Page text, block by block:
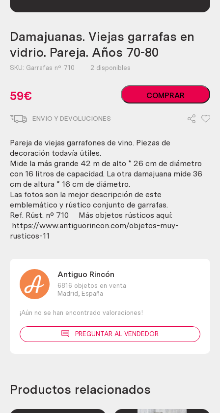
Damajuanas. Viejas garrafas en
vidrio. Pareja. Años 70-80
SKU: Garrafas nº 710 2 disponibles
59€
Damajuanas.
Viejas
Pareja.
70-
80
cantidad
COMPRAR
ENVIO Y DEVOLUCIONES
Pareja de viejas garrafones de vino. Piezas de
decoración todavía útiles.
Mide la más grande 42 m de alto * 26 cm de diámetro
con 16 litros de capacidad. La otra damajuana mide 36
cm de altura * 16 cm de diámetro.
Las fotos son la mejor descripción de este
emblemático y rústico conjunto de garrafas.
Ref. Rúst. nº 710 Más objetos rústicos aquí:
https://www.antiguorincon.com/objetos-muy-
rusticos-11
Antiguo Rincón
6816 objetos en venta
Madrid,
España
¡Aún no se han encontrado valoraciones!
PREGUNTAR AL VENDEDOR
Productos relacionados